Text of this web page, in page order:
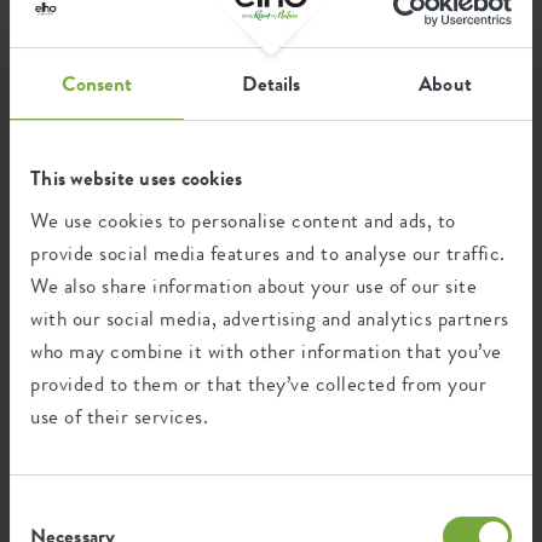
Consent Details About
This website uses cookies
We use cookies to personalise content and ads, to
provide social media features and to analyse our traffic.
We also share information about your use of our site
with our social media, advertising and analytics partners
who may combine it with other information that you’ve
provided to them or that they’ve collected from your
use of their services.
Certifications Garantie
99
Protégé contre les UV
Résistant au gel
Empreinte environnementale
kg
la production de ce produit